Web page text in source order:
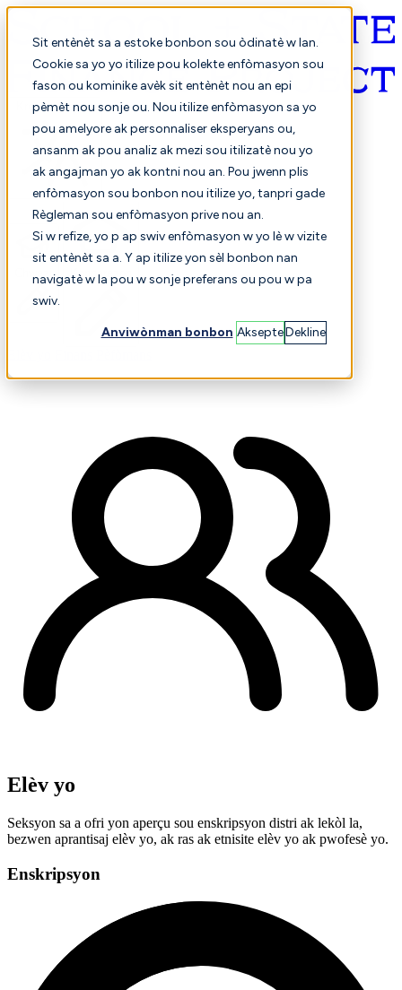
Sit entènèt sa a estoke bonbon sou òdinatè w lan.
Cookie sa yo yo itilize pou kolekte enfòmasyon sou
fason ou kominike avèk sit entènèt nou an epi
pèmèt nou sonje ou. Nou itilize enfòmasyon sa yo
pou amelyore ak personnaliser eksperyans ou,
ansanm ak pou analiz ak mezi sou itilizatè nou yo
ak angajman yo ak kontni nou an. Pou jwenn plis
enfòmasyon sou bonbon nou itilize yo, tanpri gade
Règleman sou enfòmasyon prive nou an.
Si w refize, yo p ap swiv enfòmasyon w yo lè w vizite
sit entènèt sa a. Y ap itilize yon sèl bonbon nan
navigatè w la pou w sonje preferans ou pou w pa
swiv.
Anviwònman bonbon AksepteDekline
Kreyòl ayisyen
Konparezon
Elèv yo
Seksyon sa a ofri yon aperçu sou enskripsyon distri ak lekòl la,
bezwen aprantisaj elèv yo, ak ras ak etnisite elèv yo ak pwofesè yo.
Enskripsyon